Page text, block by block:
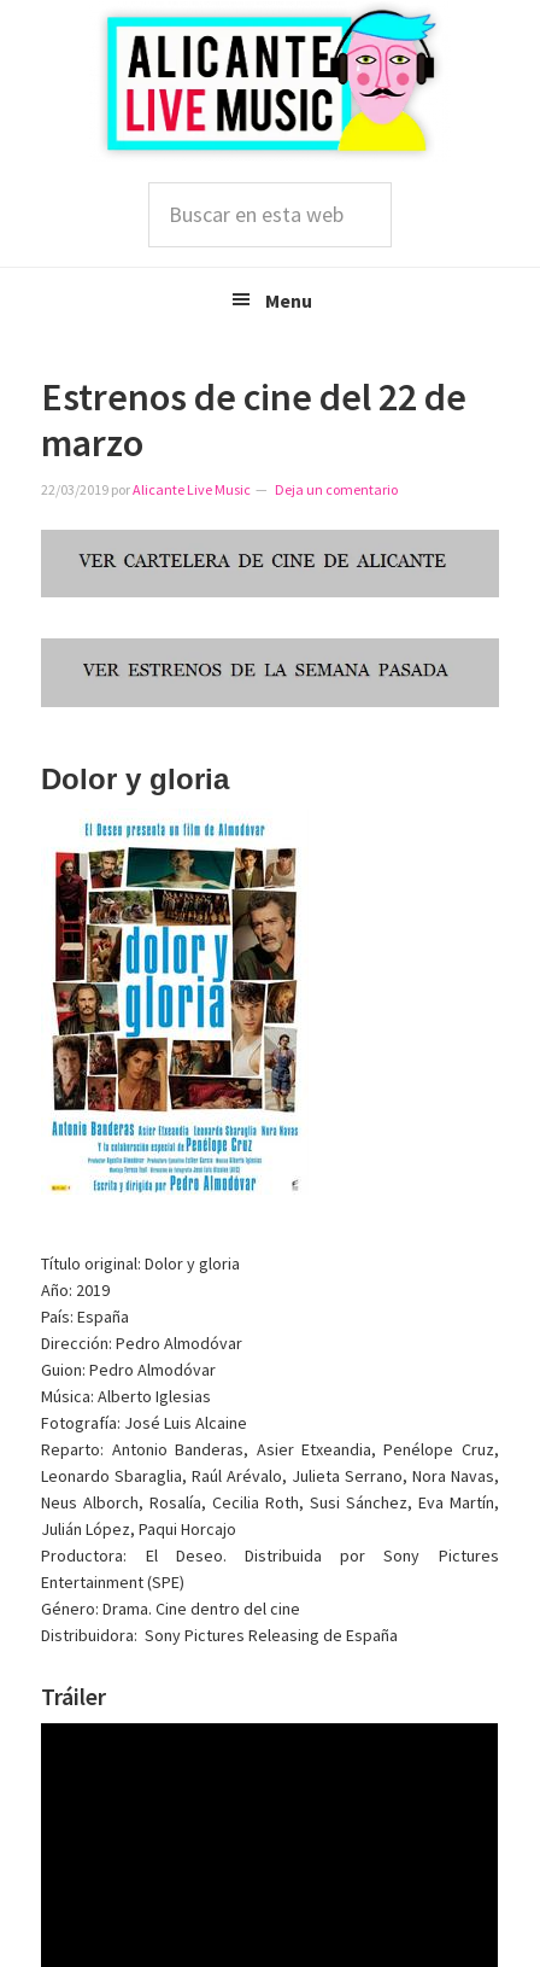
esta
Menu
Estrenos de cine del 22 de
marzo
22/03/2019 porAlicante Live Music Deja un comentario
Dolor y gloria
Título original: Dolor y gloria
Año: 2019
País: España
Dirección: Pedro Almodóvar
Guion: Pedro Almodóvar
Música: Alberto Iglesias
Fotografía: José Luis Alcaine
Reparto: Antonio Banderas, Asier Etxeandia, Penélope Cruz,
Leonardo Sbaraglia, Raúl Arévalo, Julieta Serrano, Nora Navas,
Neus Alborch, Rosalía, Cecilia Roth, Susi Sánchez, Eva Martín,
Julián López, Paqui Horcajo
Productora: El Deseo. Distribuida por Sony Pictures
Entertainment (SPE)
Género: Drama. Cine dentro del cine
Distribuidora: Sony Pictures Releasing de España
Tráiler